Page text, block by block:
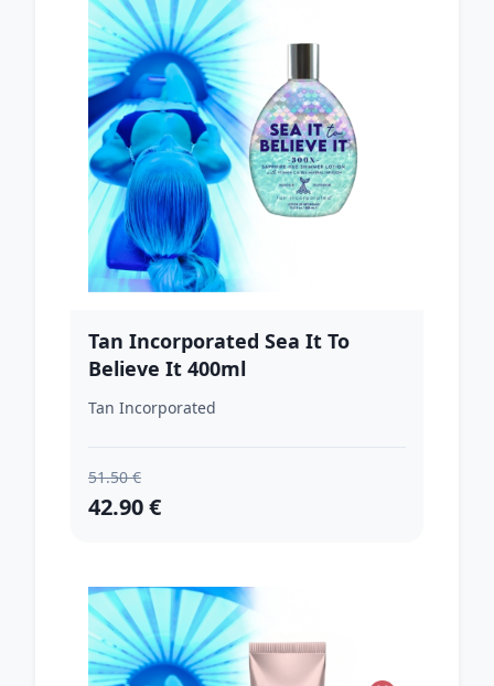
Tan Incorporated Sea It To
Believe It 400ml
Tan Incorporated
51.50 €
42.90 €